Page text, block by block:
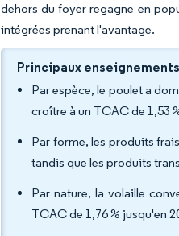
dehors du foyer regagne en
intégrées prenant l'avantage.
Principaux
Par espèce, le poulet a
croître à un TCAC de 1,53
Par forme, les produits
tandis que les produits
Par nature, la volaille
TCAC de 1,76 % jusqu'en